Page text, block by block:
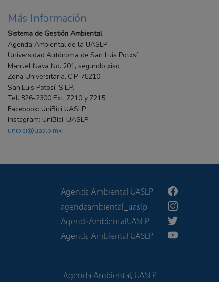
Más Información
Sistema de Gestión Ambiental
Agenda Ambiental de la UASLP
Universidad Autónoma de San Luis Potosí
Manuel Nava No. 201, segundo piso
Zona Universitaria, C.P. 78210
San Luis Potosí, S.L.P.
Tel. 826-2300 Ext. 7210 y 7215
Facebook: UniBici UASLP
Instagram: UniBici_UASLP
unibici@uaslp.mx
Agenda Ambiental UASLP
agendaambiental_uaslp
AgendaAmbientalUASLP
Agenda Ambiental UASLP
Agenda Ambiental, UASLP